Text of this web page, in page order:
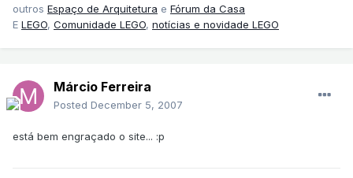
outros Espaço de Arquitetura e Fórum da Casa
E LEGO, Comunidade LEGO, notícias e novidade LEGO
Márcio Ferreira
Posted December 5, 2007
está bem engraçado o site... :p